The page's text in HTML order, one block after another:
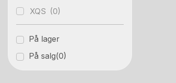
XQS (0)
På lager
På salg(0)